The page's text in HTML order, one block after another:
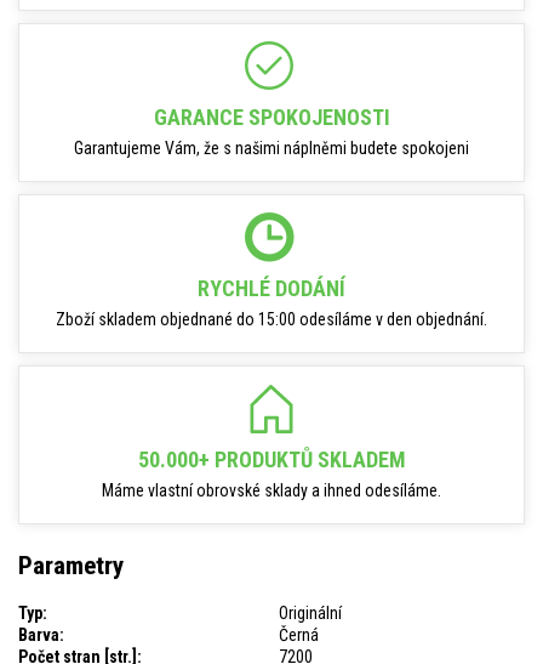
GARANCE SPOKOJENOSTI
Garantujeme Vám, že s našimi náplněmi budete spokojeni
RYCHLÉ DODÁNÍ
Zboží skladem objednané do 15:00 odesíláme v den objednání.
50.000+ PRODUKTŮ SKLADEM
Máme vlastní obrovské sklady a ihned odesíláme.
Parametry
Typ:
Originální
Barva:
Černá
Počet stran [str.]:
7200